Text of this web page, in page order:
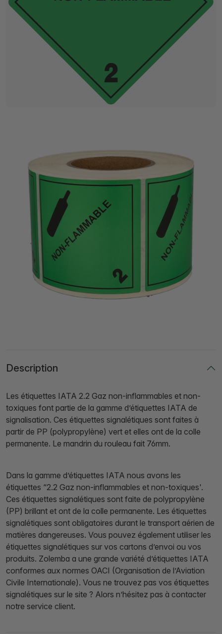
Description
Les étiquettes IATA 2.2 Gaz non-inflammables et non-
toxiques font partie de la gamme d’étiquettes IATA de
signalisation. Ces étiquettes signalétiques sont faites à
partir de PP (polypropylène) vert et elles ont de la colle
permanente. Le mandrin du rouleau fait 76mm.
Dans la gamme d’étiquettes IATA nous avons les
étiquettes “2.2 Gaz non-inflammables et non-toxiques'.
Ces étiquettes signalétiques sont faite de polypropylène
(PP) brillant et ont de la colle permanente. Les étiquettes
signalétiques sont obligatoires durant le transport aérien de
matières dangereuses. Vous pouvez également utiliser les
étiquettes signalétiques sur vos cartons d’envoi ou vos
produits. Zolemba a une grande variété d’étiquettes IATA
conformes aux normes OACI (Organisation de l’Aviation
Civile Internationale). Vous ne trouvez pas vos étiquettes
signalétiques sur le site ? Alors n’hésitez pas à contacter
notre service client.